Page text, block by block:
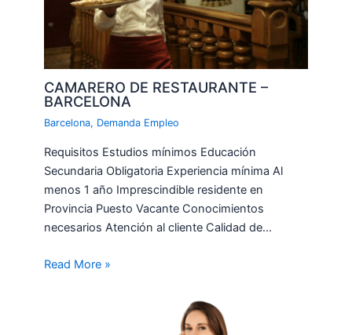
CAMARERO DE RESTAURANTE –
BARCELONA
Barcelona, Demanda Empleo
Requisitos Estudios mínimos Educación
Secundaria Obligatoria Experiencia mínima Al
menos 1 año Imprescindible residente en
Provincia Puesto Vacante Conocimientos
necesarios Atención al cliente Calidad de…
Read More »